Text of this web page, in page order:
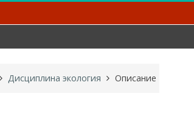
Дисциплина экология Описание